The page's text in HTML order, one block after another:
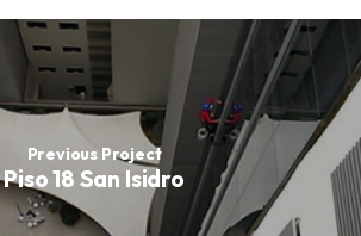
Previous Project
Piso 18 San Isidro